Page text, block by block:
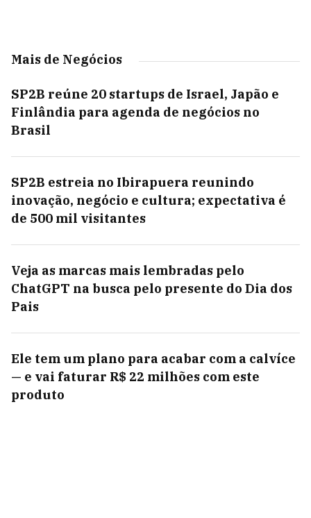
Mais de Negócios
SP2B reúne 20 startups de Israel, Japão e
Finlândia para agenda de negócios no
Brasil
SP2B estreia no Ibirapuera reunindo
inovação, negócio e cultura; expectativa é
de 500 mil visitantes
Veja as marcas mais lembradas pelo
ChatGPT na busca pelo presente do Dia dos
Pais
Ele tem um plano para acabar com a calvíce
— e vai faturar R$ 22 milhões com este
produto